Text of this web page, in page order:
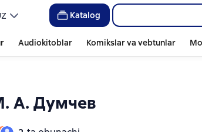
Katalog
Audiokitoblar Komikslar va vebtunlar
А. Думчев